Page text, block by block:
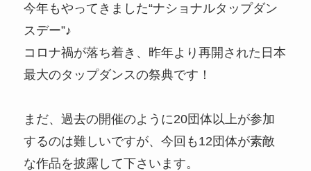
今年もやってきました“ナショナルタップダン
スデー”♪
コロナ禍が落ち着き、昨年より再開された日本
最大のタップダンスの祭典です！
まだ、過去の開催のように20団体以上が参加
するのは難しいですが、今回も12団体が素敵
な作品を披露して下さいます。